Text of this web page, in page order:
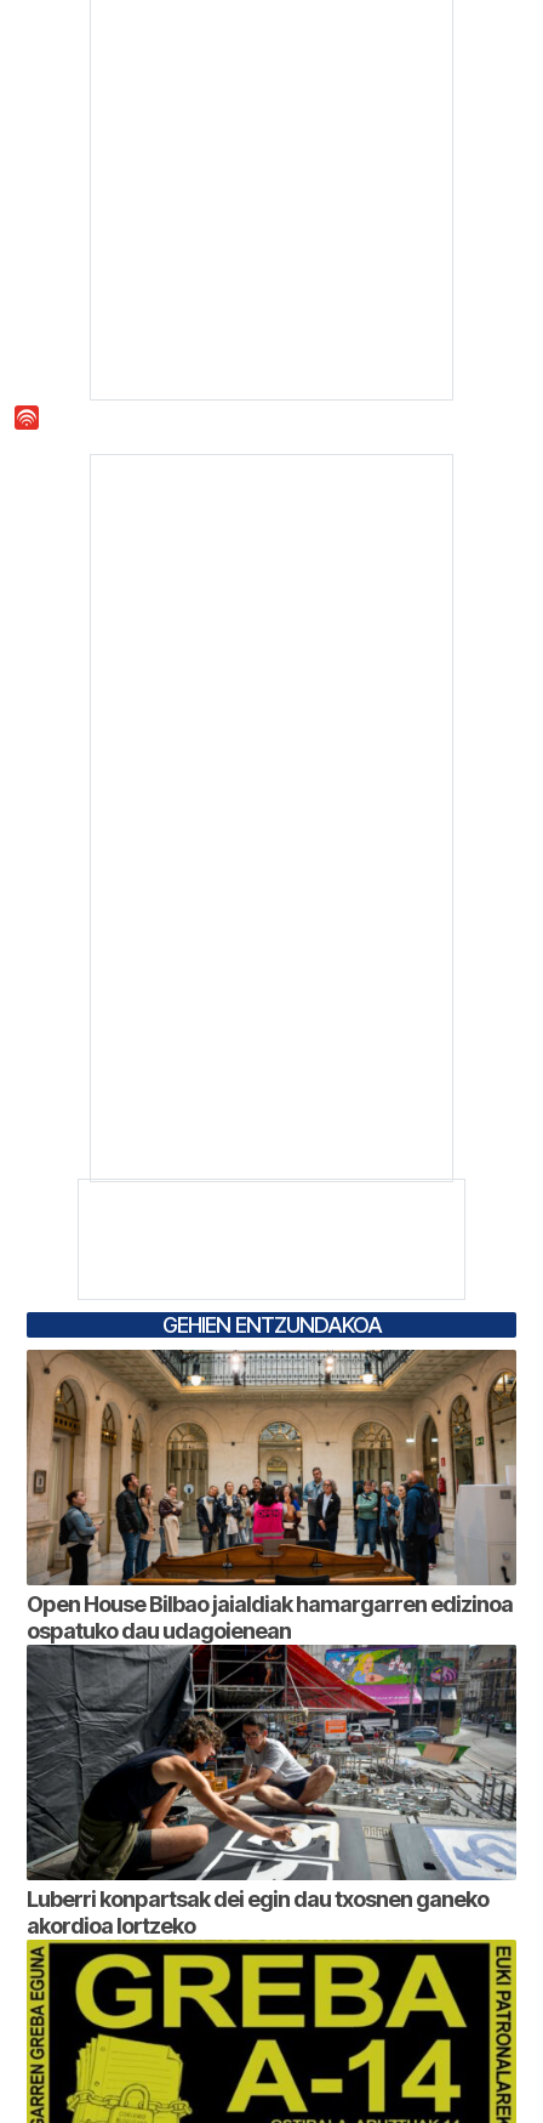
GEHIEN ENTZUNDAKOA
Open House Bilbao jaialdiak hamargarren edizinoa
ospatuko dau udagoienean
Luberri konpartsak dei egin dau txosnen ganeko
akordioa lortzeko